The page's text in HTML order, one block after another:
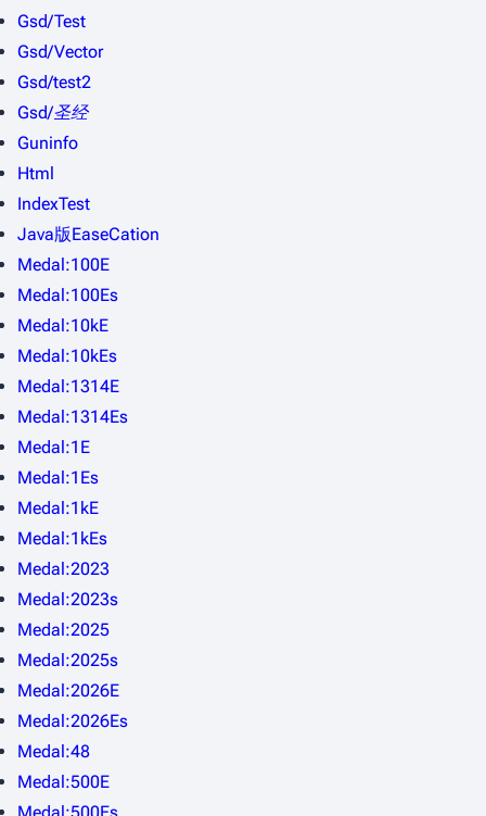
Gsd/Test
Gsd/Vector
Gsd/test2
Gsd/圣经
Guninfo
Html
IndexTest
Java版EaseCation
Medal:100E
Medal:100Es
Medal:10kE
Medal:10kEs
Medal:1314E
Medal:1314Es
Medal:1E
Medal:1Es
Medal:1kE
Medal:1kEs
Medal:2023
Medal:2023s
Medal:2025
Medal:2025s
Medal:2026E
Medal:2026Es
Medal:48
Medal:500E